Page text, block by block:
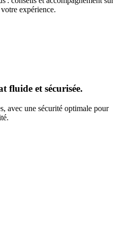
expérience.
fluide et sécurisée.
avec une sécurité optimale pour